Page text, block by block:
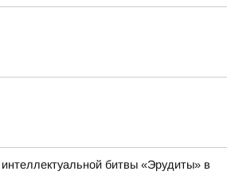
битвы «Эрудиты» в